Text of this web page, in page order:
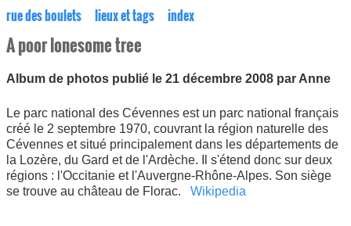
rue des boulets lieux et tags index
A poor lonesome tree
Album de photos publié le 21 décembre 2008 par Anne
Le parc national des Cévennes est un parc national français
créé le 2 septembre 1970, couvrant la région naturelle des
Cévennes et situé principalement dans les départements de
la Lozère, du Gard et de l'Ardèche. Il s'étend donc sur deux
régions : l'Occitanie et l'Auvergne-Rhône-Alpes. Son siège
se trouve au château de Florac. Wikipedia